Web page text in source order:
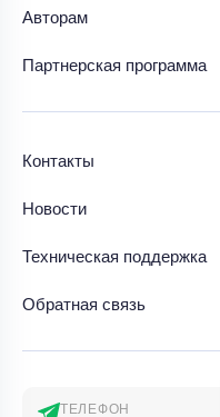
Авторам
Партнерская программа
Контакты
Новости
Техническая поддержка
Обратная связь
ТЕЛЕФОН